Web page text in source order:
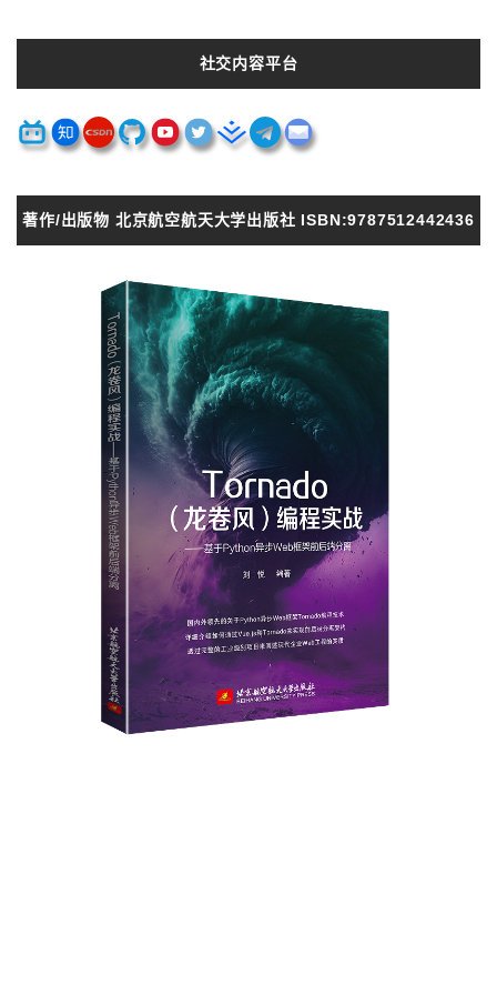
社交内容平台
著作/出版物 北京航空航天大学出版社 ISBN:9787512442436